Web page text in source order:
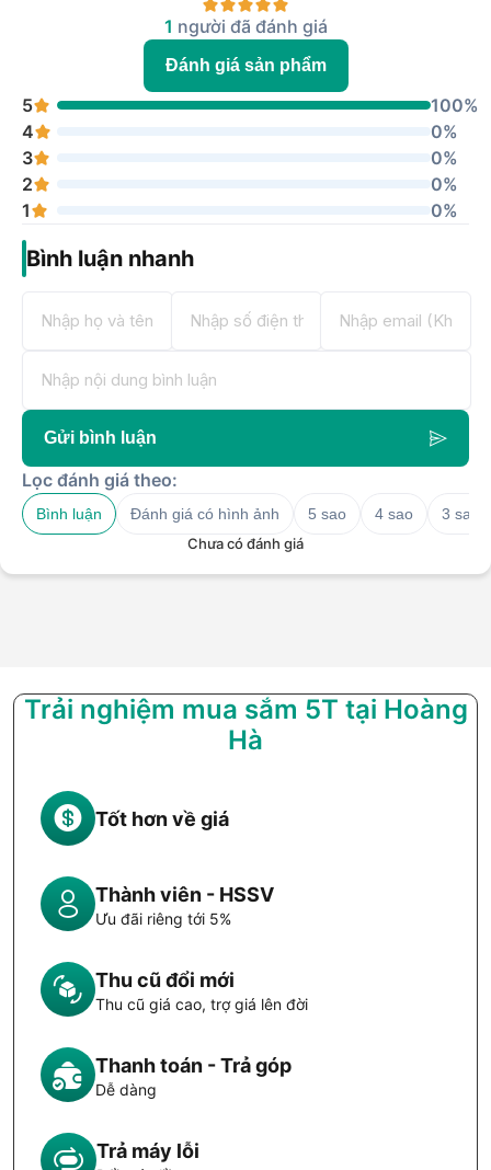
1 người đã đánh giá
Đánh giá sản phẩm
5
100%
4
0%
3
0%
2
0%
1
0%
Bình luận nhanh
Gửi bình luận
Lọc đánh giá theo:
Bình luận Đánh giá có hình ảnh 5 sao 4 sao
3 sao
Chưa có đánh giá
Trải nghiệm mua sắm 5T tại Hoàng
Hà
Tốt hơn về giá
Thành viên - HSSV
Ưu đãi riêng tới 5%
Thu cũ đổi mới
Thu cũ giá cao, trợ giá lên đời
Thanh toán - Trả góp
Dễ dàng
Trả máy lỗi